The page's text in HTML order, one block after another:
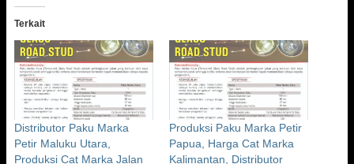
Terkait
Distributor Paku Marka
Petir Maluku Utara,
Produksi Cat Marka Jalan
Produksi Paku Marka Petir
Papua, Harga Cat Marka
Kalimantan, Distributor